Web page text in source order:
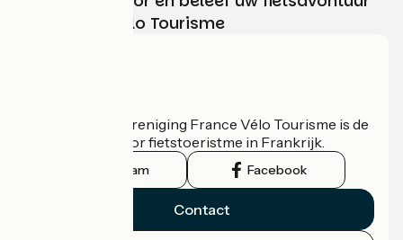
met France Vélo Tourisme
De nationale vereniging France Vélo Tourisme is de
officiële gids voor fietstoeristme in Frankrijk.
Instagram Facebook
Contact